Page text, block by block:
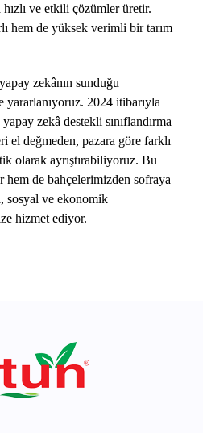
ve etkili çözümler üretir.
hem de yüksek verimli bir tarım
zekânın sunduğu
yararlanıyoruz. 2024 itibarıyla
zekâ destekli sınıflandırma
el değmeden, pazara göre farklı
olarak ayrıştırabiliyoruz. Bu
hem de bahçelerimizden sofraya
sosyal ve ekonomik
hizmet ediyor.